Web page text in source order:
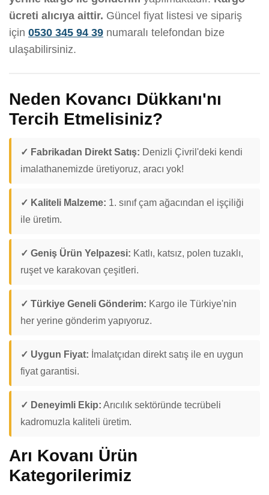
ücreti alıcıya aittir. Güncel fiyat listesi ve sipariş
için 0530 345 94 39 numaralı telefondan bize
ulaşabilirsiniz.
Neden Kovancı Dükkanı'nı
Tercih Etmelisiniz?
✓ Fabrikadan Direkt Satış: Denizli Çivril'deki kendi
imalathanemizde üretiyoruz, aracı yok!
✓ Kaliteli Malzeme: 1. sınıf çam ağacından el işçiliği
ile üretim.
✓ Geniş Ürün Yelpazesi: Katlı, katsız, polen tuzaklı,
ruşet ve karakovan çeşitleri.
✓ Türkiye Geneli Gönderim: Kargo ile Türkiye'nin
her yerine gönderim yapıyoruz.
✓ Uygun Fiyat: İmalatçıdan direkt satış ile en uygun
fiyat garantisi.
✓ Deneyimli Ekip: Arıcılık sektöründe tecrübeli
kadromuzla kaliteli üretim.
Arı Kovanı Ürün
Kategorilerimiz